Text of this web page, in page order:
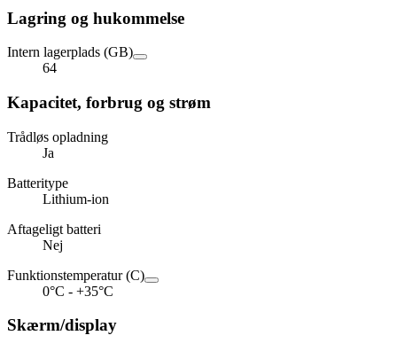
Lagring og hukommelse
Intern lagerplads (GB)
64
Kapacitet, forbrug og strøm
Trådløs opladning
Ja
Batteritype
Lithium-ion
Aftageligt batteri
Nej
Funktionstemperatur (C)
0°C - +35°C
Skærm/display